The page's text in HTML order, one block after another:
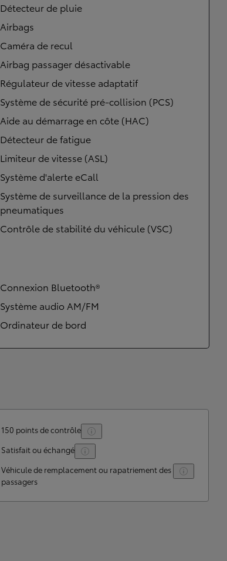
Détecteur de pluie
Airbags
Caméra de recul
Airbag passager désactivable
Régulateur de vitesse adaptatif
Système de sécurité pré-collision (PCS)
Aide au démarrage en côte (HAC)
Détecteur de fatigue
Limiteur de vitesse (ASL)
Système d'alerte eCall
Système de surveillance de la pression des
pneumatiques
Contrôle de stabilité du véhicule (VSC)
Connexion Bluetooth®
Système audio AM/FM
Ordinateur de bord
150 points de contrôle
Satisfait ou échangé
Véhicule de remplacement ou rapatriement des
passagers